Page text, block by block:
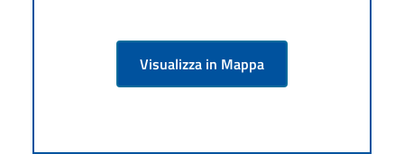
Visualizza in Mappa